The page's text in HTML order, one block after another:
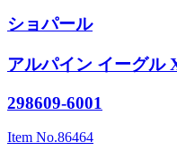
ショパール
アルパイン イーグル
298609-6001
Item No.86464